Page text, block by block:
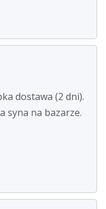
dostawa (2 dni).
syna na bazarze.